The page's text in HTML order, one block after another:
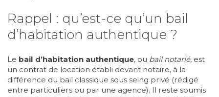
Rappel : qu’est-ce qu’un bail
d’habitation authentique ?
Le bail d’habitation authentique, ou bail notarié, est
un contrat de location établi devant notaire, à la
différence du bail classique sous seing privé (rédigé
entre particuliers ou par une agence). Il reste soumis